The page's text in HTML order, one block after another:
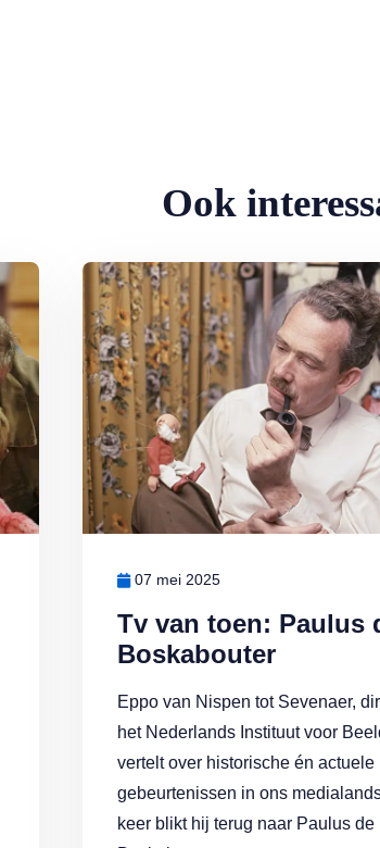
Ook
Tv van toen: Paulus
Boskabouter
07 mei 2025
Eppo van Nispen tot Sevenaer,
het Nederlands Instituut voor
vertelt over historische én actuele
gebeurtenissen in ons
keer blikt hij terug naar Paulus de
Lees meer over Tv van toen: Paulus de